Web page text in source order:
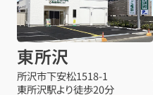
東所沢
所沢市下安松1518-1
東所沢駅より徒歩20分